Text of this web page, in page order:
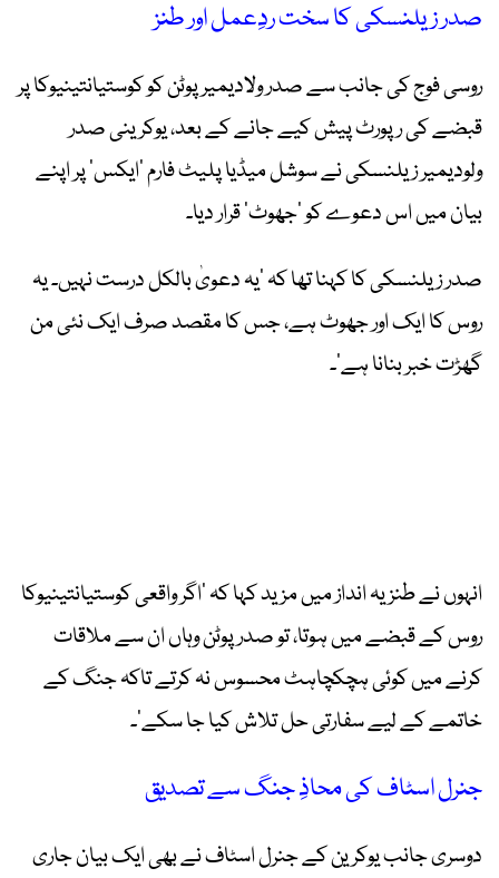
صدر زیلنسکی کا سخت ردِعمل اور طنز
روسی فوج کی جانب سے صدر ولادیمیر پوٹن کو کوستیانتینیوکا پر
قبضے کی رپورٹ پیش کیے جانے کے بعد، یوکرینی صدر
ولودیمیر زیلنسکی نے سوشل میڈیا پلیٹ فارم ’ایکس‘ پر اپنے
بیان میں اس دعوے کو ’جھوٹ‘ قرار دیا۔
صدر زیلنسکی کا کہنا تھا کہ ’یہ دعویٰ بالکل درست نہیں۔ یہ
روس کا ایک اور جھوٹ ہے، جس کا مقصد صرف ایک نئی من
گھڑت خبر بنانا ہے‘۔
انہوں نے طنزیہ انداز میں مزید کہا کہ ’اگر واقعی کوستیانتینیوکا
روس کے قبضے میں ہوتا، تو صدر پوٹن وہاں ان سے ملاقات
کرنے میں کوئی ہچکچاہٹ محسوس نہ کرتے تاکہ جنگ کے
خاتمے کے لیے سفارتی حل تلاش کیا جا سکے‘۔
جنرل اسٹاف کی محاذِ جنگ سے تصدیق
دوسری جانب یوکرین کے جنرل اسٹاف نے بھی ایک بیان جاری